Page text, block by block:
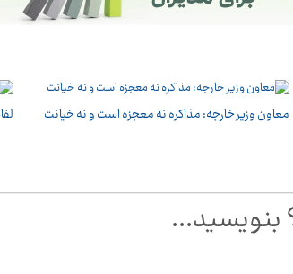
معاون وزیر خارجه: مذاکره نه معجزه است و نه خیانت